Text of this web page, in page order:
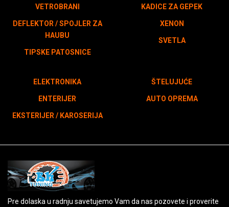
VETROBRANI
DEFLEKTOR / SPOJLER ZA
HAUBU
TIPSKE PATOSNICE
KADICE ZA GEPEK
XENON
SVETLA
ELEKTRONIKA
ENTERIJER
EKSTERIJER / KAROSERIJA
ŠTELUJUĆE
AUTO OPREMA
Pre dolaska u radnju savetujemo Vam da nas pozovete i proverite